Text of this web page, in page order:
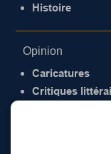
Histoire
Opinion
Caricatures
Critiques